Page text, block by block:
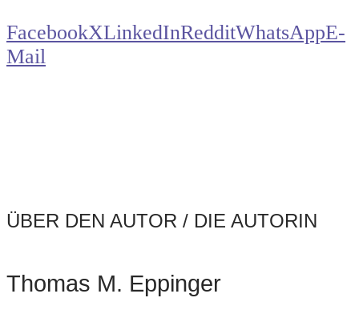
FacebookXLinkedInRedditWhatsAppE-
Mail
ÜBER DEN AUTOR / DIE AUTORIN
Thomas M. Eppinger